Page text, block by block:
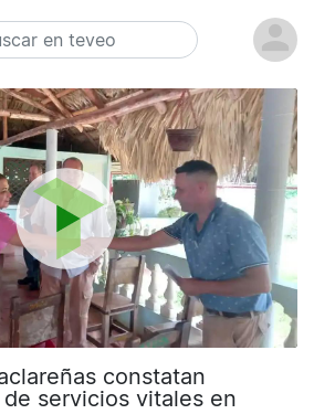
constatan
servicios vitales en